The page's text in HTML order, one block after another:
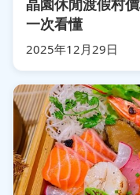
一次看懂
2025年12月29日